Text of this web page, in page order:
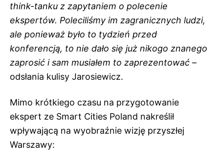
think-tanku z zapytaniem o polecenie
ekspertów. Poleciliśmy im zagranicznych ludzi,
ale ponieważ było to tydzień przed
konferencją, to nie dało się już nikogo znanego
zaprosić i sam musiałem to zaprezentować –
odsłania kulisy Jarosiewicz.
Mimo krótkiego czasu na przygotowanie
ekspert ze Smart Cities Poland nakreślił
wpływającą na wyobraźnie wizję przyszłej
Warszawy: